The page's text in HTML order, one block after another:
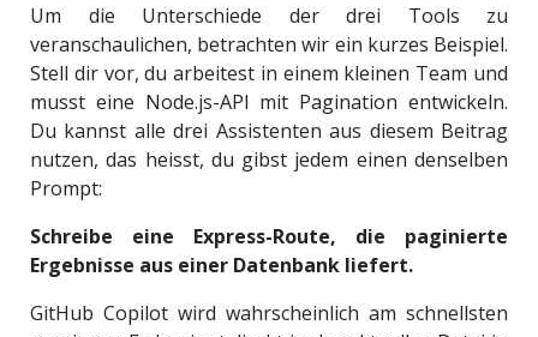
Um die Unterschiede der drei Tools zu
veranschaulichen, betrachten wir ein kurzes Beispiel.
Stell dir vor, du arbeitest in einem kleinen Team und
musst eine Node.js-API mit Pagination entwickeln.
Du kannst alle drei Assistenten aus diesem Beitrag
nutzen, das heisst, du gibst jedem einen denselben
Prompt:
Schreibe eine Express-Route, die paginierte
Ergebnisse aus einer Datenbank liefert.
GitHub Copilot wird wahrscheinlich am schnellsten